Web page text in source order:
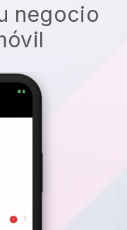
negocio